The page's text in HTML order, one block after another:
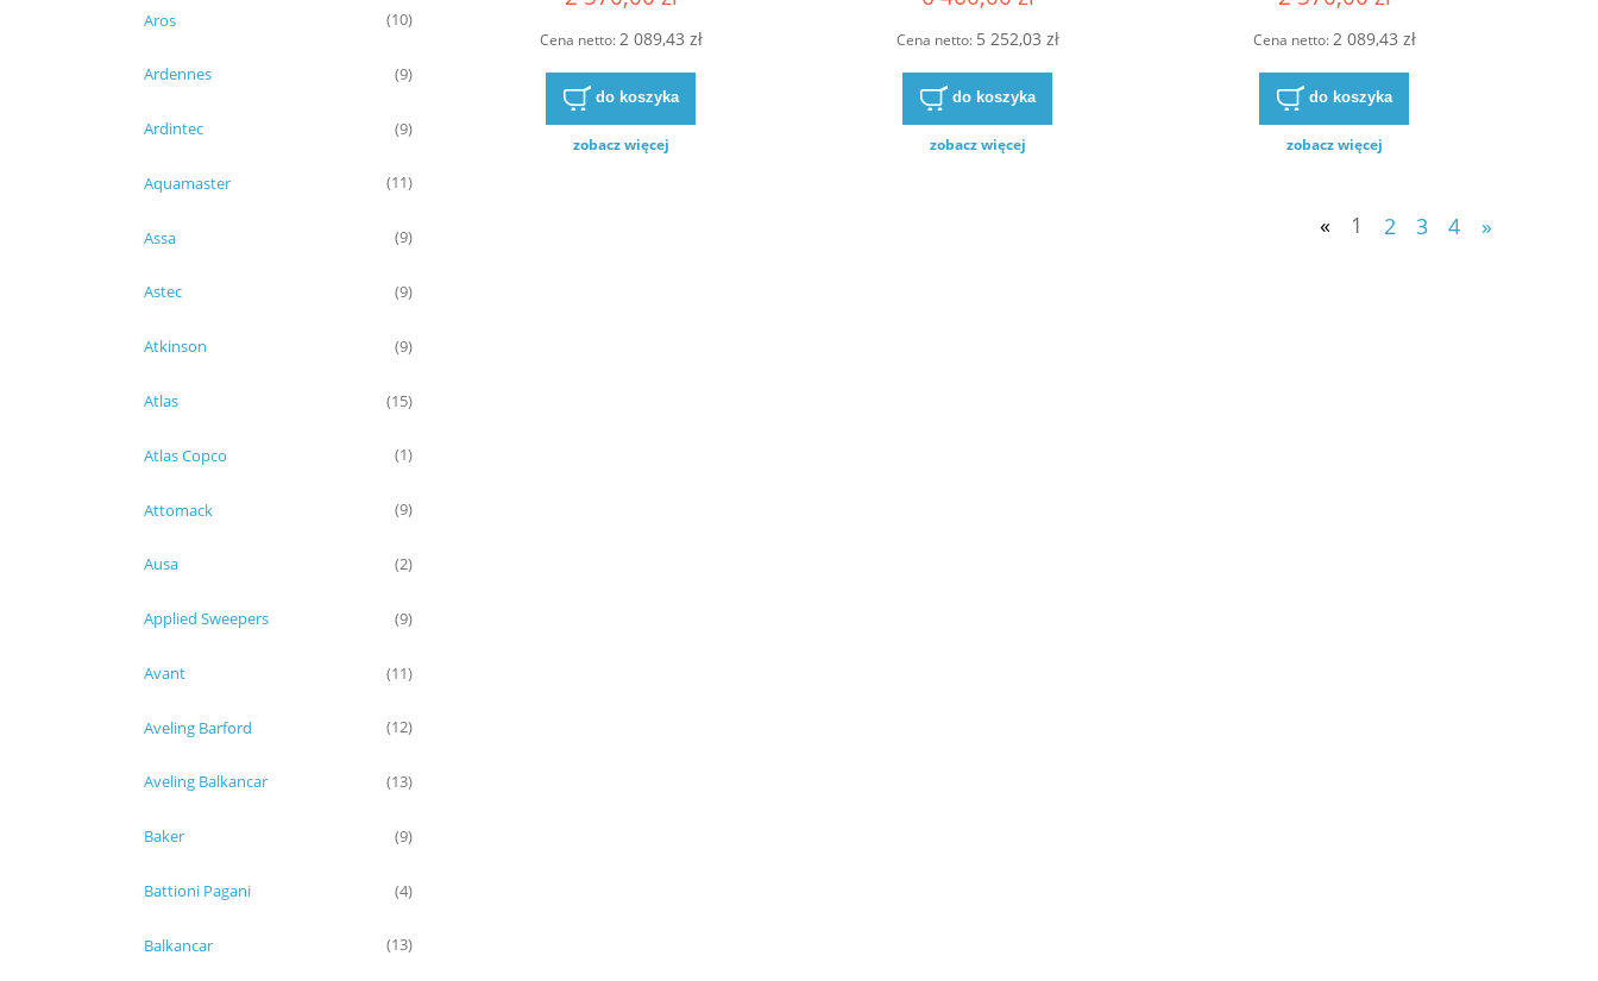
Aros (10)
Ardennes (9)
Ardintec (9)
Aquamaster (11)
Assa (9)
Astec (9)
Atkinson (9)
Atlas (15)
Atlas Copco (1)
Attomack (9)
Ausa (2)
Applied Sweepers (9)
Avant (11)
Aveling Barford (12)
Aveling Balkancar (13)
Baker (9)
Battioni Pagani (4)
Balkancar (13)
Cena netto: 2 089,43 zł
do koszyka
zobacz więcej
Cena netto: 5 252,03 zł
do koszyka
zobacz więcej
Cena netto: 2 089,43 zł
do koszyka
zobacz więcej
« 1 2 3 4 »